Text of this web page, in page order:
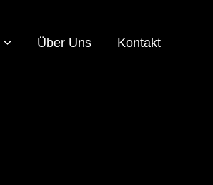
Über Uns Kontakt